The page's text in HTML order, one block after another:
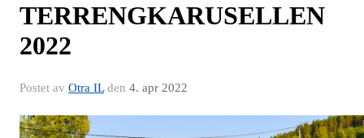
TERRENGKARUSELLEN
2022
Postet av Otra ILden 4. apr 2022